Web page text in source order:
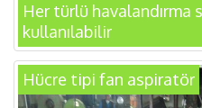
Her türlü
kullanılabilir
Hücre tipi fan aspiratör